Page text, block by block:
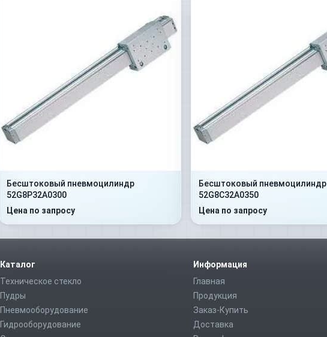
Бесштоковый пневмоцилиндр
52G8P32A0300
Цена по запросу
Бесштоковый пневмоцилиндр
52G8C32A0350
Цена по запросу
Каталог
Техническое стекло
Пудры
Пневмооборудование
Гидрооборудование
Информация
Главная
Продукция
Заказ-Купить
Доставка